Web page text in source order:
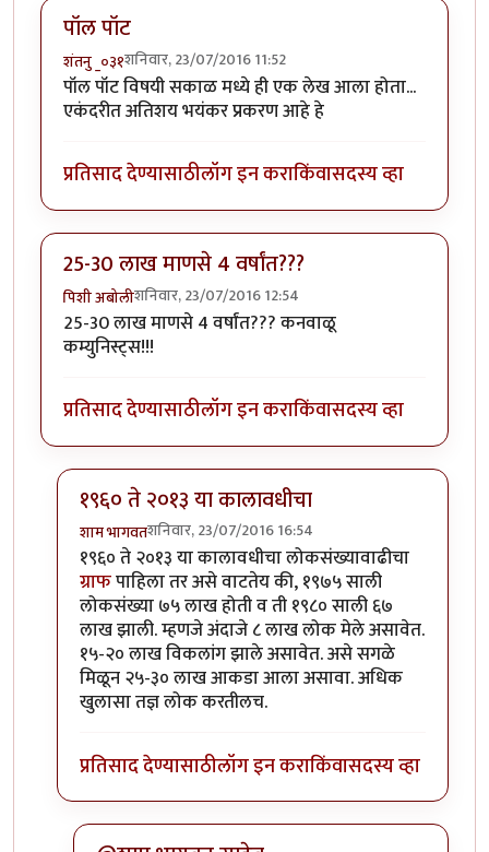
पॉल पॉट
शंतनु _०३१शनिवार, 23/07/2016 11:52
पॉल पॉट विषयी सकाळ मध्ये ही एक लेख आला होता...
एकंदरीत अतिशय भयंकर प्रकरण आहे हे
प्रतिसाद देण्यासाठीलॉग इन कराकिंवासदस्य व्हा
25-30 लाख माणसे 4 वर्षांत???
पिशी अबोलीशनिवार, 23/07/2016 12:54
25-30 लाख माणसे 4 वर्षांत??? कनवाळू
कम्युनिस्ट्स!!!
प्रतिसाद देण्यासाठीलॉग इन कराकिंवासदस्य व्हा
१९६० ते २०१३ या कालावधीचा
शाम भागवतशनिवार, 23/07/2016 16:54
In reply to25-30 लाख माणसे 4 वर्षांत???byपिशी अबोली
१९६० ते २०१३ या कालावधीचा लोकसंख्यावाढीचा
ग्राफपाहिला तर असे वाटतेय की, १९७५ साली
लोकसंख्या ७५ लाख होती व ती १९८० साली ६७
लाख झाली. म्हणजे अंदाजे ८ लाख लोक मेले असावेत.
१५-२० लाख विकलांग झाले असावेत. असे सगळे
मिळून २५-३० लाख आकडा आला असावा. अधिक
खुलासा तज्ञ लोक करतीलच.
प्रतिसाद देण्यासाठीलॉग इन कराकिंवासदस्य व्हा